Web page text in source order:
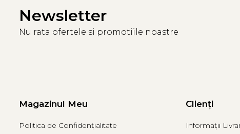
Newsletter
Nu rata ofertele si promotiile noastre
Magazinul Meu
Politica de Confidențialitate
Clienți
Informații